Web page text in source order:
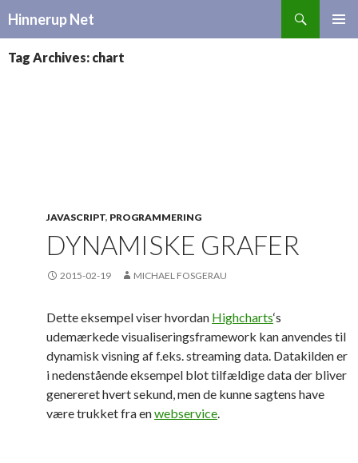
Hinnerup Net
CONTENT
Tag Archives: chart
JAVASCRIPT, PROGRAMMERING
DYNAMISKE GRAFER
2015-02-19 MICHAEL FOSGERAU
Dette eksempel viser hvordan Highcharts‘s
udemærkede visualiseringsframework kan anvendes til
dynamisk visning af f.eks. streaming data. Datakilden er
i nedenstående eksempel blot tilfældige data der bliver
genereret hvert sekund, men de kunne sagtens have
være trukket fra enwebservice.